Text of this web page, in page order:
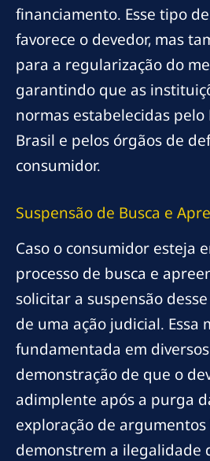
financiamento. Esse tipo
favorece o devedor, mas
para a regularização do
garantindo que as
normas estabelecidas
Brasil e pelos órgãos de
consumidor.
Suspensão de Busca e
Caso o consumidor esteja
processo de busca e
solicitar a suspensão
de uma ação judicial. Essa
fundamentada em
demonstração de que o
adimplente após a purga
exploração de
demonstrem a ilegalidade